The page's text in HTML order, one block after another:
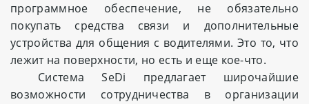
программное обеспечение, не обязательно
покупать средства связи и дополнительные
устройства для общения с водителями. Это то, что
лежит на поверхности, но есть и еще кое-что.
Система SeDi предлагает широчайшие
возможности сотрудничества в организации